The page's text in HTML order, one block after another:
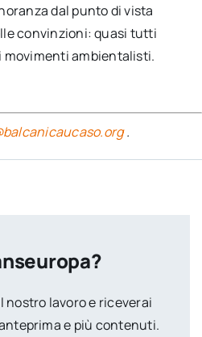
dal punto di vista
convinzioni: quasi tutti
ambientalisti.
.
nostro lavoro e riceverai
e più contenuti.